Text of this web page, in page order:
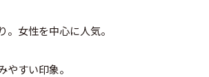
女性を中心に人気。
すい印象。